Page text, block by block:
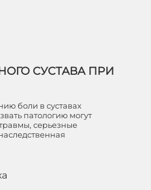
СУСТАВА ПРИ
боли в суставах
патологию могут
серьезные